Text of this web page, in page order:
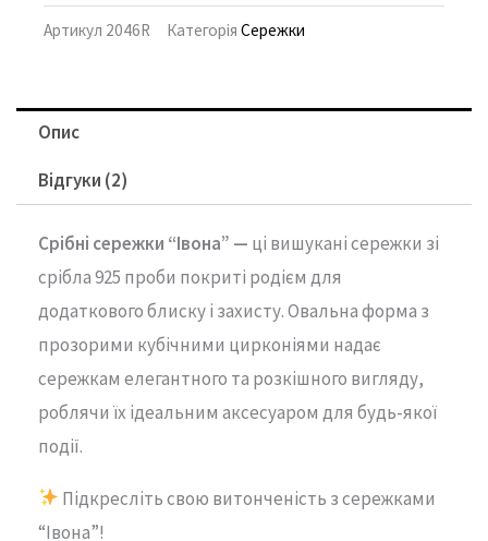
Артикул 2046R Категорія Сережки
Опис
Відгуки (2)
Срібні сережки “Івона” — ці вишукані сережки зі
срібла 925 проби покриті родієм для
додаткового блиску і захисту. Овальна форма з
прозорими кубічними цирконіями надає
сережкам елегантного та розкішного вигляду,
роблячи їх ідеальним аксесуаром для будь-якої
події.
Підкресліть свою витонченість з сережками
“Івона”!